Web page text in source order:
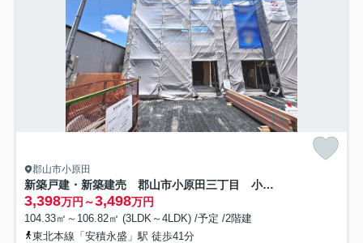
郡山市小原田
新築戸建・新築建売 郡山市小原田三丁目 小原田小・小原田中
3,398万円～3,498万円
104.33㎡～106.82㎡ (3LDK～4LDK) /予定 /2階建
東北本線「安積永盛」駅 徒歩41分